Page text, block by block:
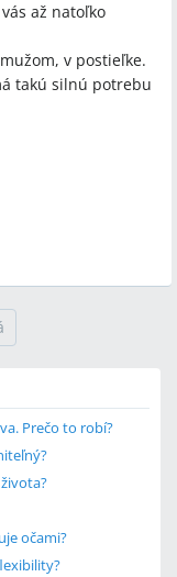
až natoľko
v postieľke.
takú silnú potrebu
Prečo to robí?
očami?